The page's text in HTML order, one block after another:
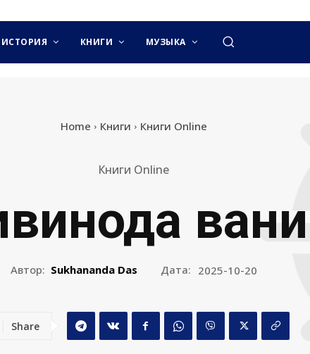
ИСТОРИЯ КНИГИ МУЗЫКА
Home Книги Книги Online
Книги Online
Автор: Sukhananda Das Дата: 2025-10-20
Share